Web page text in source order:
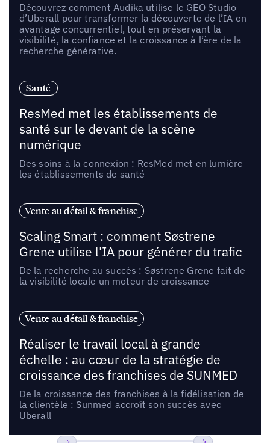
Découvrez comment Audika utilise le GEO Studio
d’Uberall pour transformer la découverte de l’IA en
avantage concurrentiel, tout en préservant la
visibilité, la confiance et la croissance à l’ère de la
recherche générative.
Santé
ResMed met les établissements de
santé sur le devant de la scène
numérique
Des soins à la connexion : ResMed met en lumière
les établissements de santé
Vente au détail & franchise
Scaling Smart : comment Søstrene
Grene utilise l'IA pour générer du trafic
De la recherche au succès : Søstrene Grene fait de
la visibilité locale un moteur de croissance
Vente au détail & franchise
Réaliser le travail local à grande
échelle : au cœur de la stratégie de
croissance des franchises de SUNMED
De la croissance des franchises à la fidélisation de
la clientèle : Sunmed accroît son succès avec
Uberall